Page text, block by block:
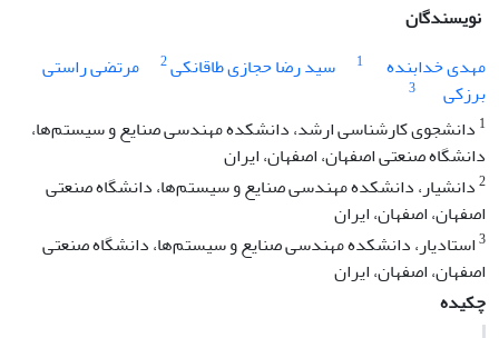
نویسندگان
مهدی خدابنده
1 سید رضا حجازی طاقانکی2
مرتضی راستی
برزکی
3
1 دانشجوی کارشناسی ارشد، دانشکده مهندسی صنایع و سیستم‌ها،
دانشگاه صنعتی اصفهان، اصفهان، ایران
2دانشیار، دانشکده مهندسی صنایع و سیستم‌ها، دانشگاه صنعتی
اصفهان، اصفهان، ایران
3استادیار، دانشکده مهندسی صنایع و سیستم‌ها، دانشگاه صنعتی
اصفهان، اصفهان، ایران
چکیده